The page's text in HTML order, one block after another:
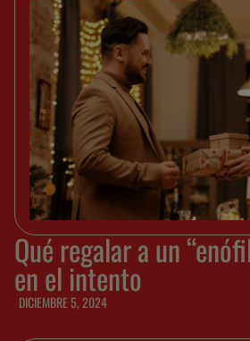
Qué regalar a un
en el intento
DICIEMBRE 5, 2024